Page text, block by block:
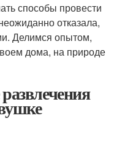
способы провести
отказала,
Делимся опытом,
дома, на природе